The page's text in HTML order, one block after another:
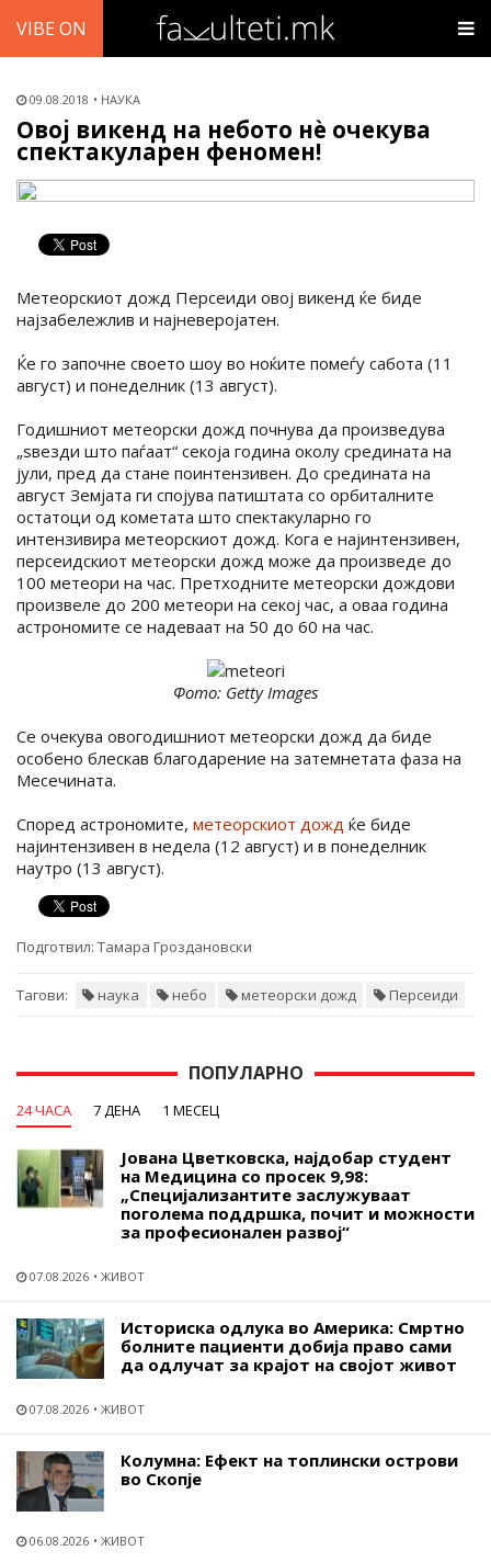
VIBE ON
09.08.2018 НАУКА
Овој викенд на небото нѐ очекува
спектакуларен феномен!
Метеорскиот дожд Персеиди овој викенд ќе биде
најзабележлив и најневеројатен.
Ќе го започне своето шоу во ноќите помеѓу сабота (11
август) и понеделник (13 август).
Годишниот метеорски дожд почнува да произведува
„ѕвезди што паѓаат“ секоја година околу средината на
јули, пред да стане поинтензивен. До средината на
август Земјата ги спојува патиштата со орбиталните
остатоци од кометата што спектакуларно го
интензивира метеорскиот дожд. Кога е најинтензивен,
персеидскиот метеорски дожд може да произведе до
100 метеори на час. Претходните метеорски дождови
произвеле до 200 метеори на секој час, а оваа година
астрономите се надеваат на 50 до 60 на час.
Фото: Getty Images
Се очекува овогодишниот метеорски дожд да биде
особено блескав благодарение на затемнетата фаза на
Месечината.
Според астрономите, метеорскиот дожд ќе биде
најинтензивен в недела (12 август) и в понеделник
наутро (13 август).
Подготвил: Тамара Гроздановски
Тагови: наука небо метеорски дожд Персеиди
ПОПУЛАРНО
24 ЧАСА 7 ДЕНА 1 МЕСЕЦ
Јована Цветковска, најдобар студент
на Медицина со просек 9,98:
„Специјализантите заслужуваат
поголема поддршка, почит и можности
за професионален развој“
07.08.2026 ЖИВОТ
Историска одлука во Америка: Смртно
болните пациенти добија право сами
да одлучат за крајот на својот живот
07.08.2026 ЖИВОТ
Колумна: Ефект на топлински острови
во Скопје
06.08.2026 ЖИВОТ